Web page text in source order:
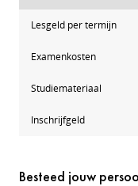
Lesgeld per termijn
Examenkosten
Studiemateriaal
Inschrijfgeld
Besteed jouw